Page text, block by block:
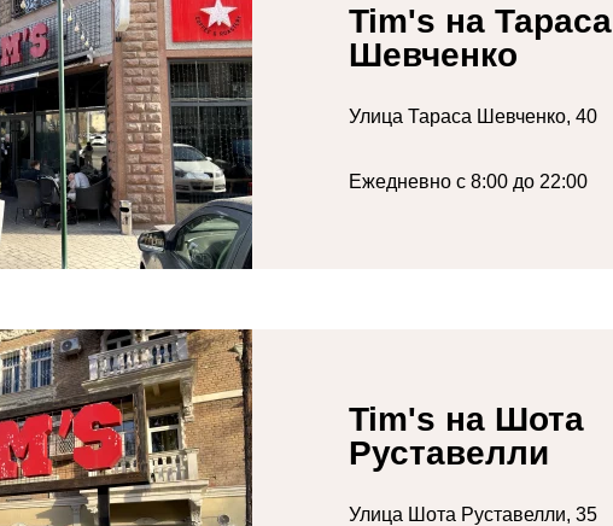
Tim's на Тараса
Шевченко
Улица Тараса Шевченко, 40
Ежедневно с 8:00 до 22:00
Tim's на Шота
Руставелли
Улица Шота Руставелли, 35